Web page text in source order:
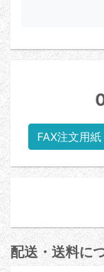
FAX注文用紙
配送・送料に